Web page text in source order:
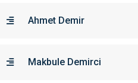
Ahmet Demir
Makbule Demirci